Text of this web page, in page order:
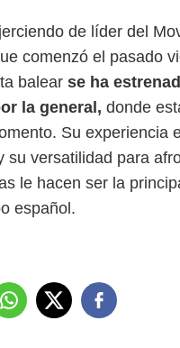
de líder del
comenzó el pasado
balear se ha
la general, donde
Su experiencia
su versatilidad para
le hacen ser la
español.